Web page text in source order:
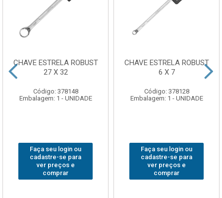
CHAVE ESTRELA ROBUST
27 X 32
Código: 378148
Embalagem: 1 - UNIDADE
Faça seu login ou
cadastre-se para
ver preços e
comprar
CHAVE ESTRELA ROBUST
6 X 7
Código: 378128
Embalagem: 1 - UNIDADE
Faça seu login ou
cadastre-se para
ver preços e
comprar